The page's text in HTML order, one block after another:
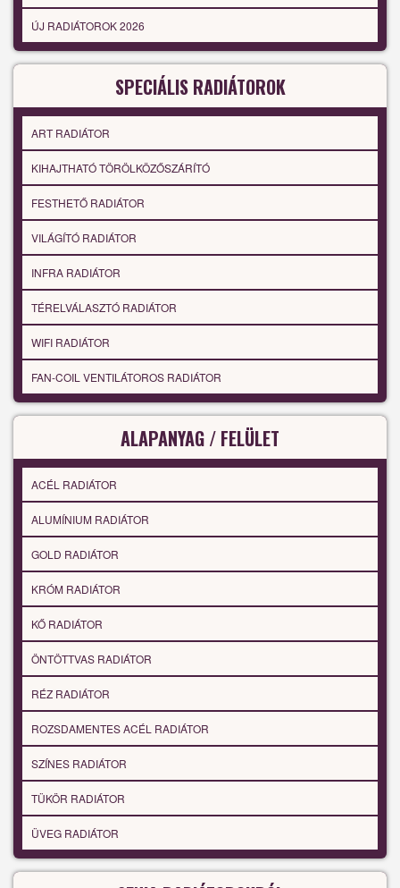
ÚJ RADIÁTOROK 2026
SPECIÁLIS RADIÁTOROK
ART RADIÁTOR
KIHAJTHATÓ TÖRÖLKÖZŐSZÁRÍTÓ
FESTHETŐ RADIÁTOR
VILÁGÍTÓ RADIÁTOR
INFRA RADIÁTOR
TÉRELVÁLASZTÓ RADIÁTOR
WIFI RADIÁTOR
FAN-COIL VENTILÁTOROS RADIÁTOR
ALAPANYAG / FELÜLET
ACÉL RADIÁTOR
ALUMÍNIUM RADIÁTOR
GOLD RADIÁTOR
KRÓM RADIÁTOR
KŐ RADIÁTOR
ÖNTÖTTVAS RADIÁTOR
RÉZ RADIÁTOR
ROZSDAMENTES ACÉL RADIÁTOR
SZÍNES RADIÁTOR
TÜKÖR RADIÁTOR
ÜVEG RADIÁTOR